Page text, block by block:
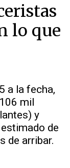
lo que
a la fecha,
mil
y
de
de arribar.